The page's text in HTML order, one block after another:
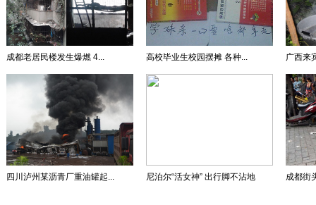
成都老居民楼发生爆燃 4... 高校毕业生校园摆摊 各种... 广西来
四川泸州某沥青厂重油罐起... 尼泊尔“活女神” 出行脚不沾地 成都街